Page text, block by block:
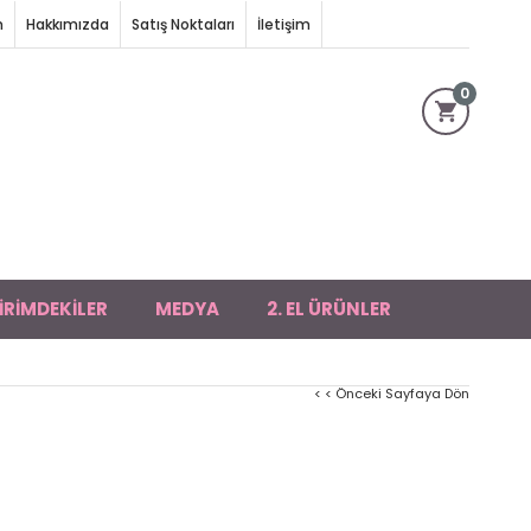
Hakkımızda Satış Noktaları İletişim
0
MEDYA 2. EL ÜRÜNLER
< < Önceki Sayfaya Dön